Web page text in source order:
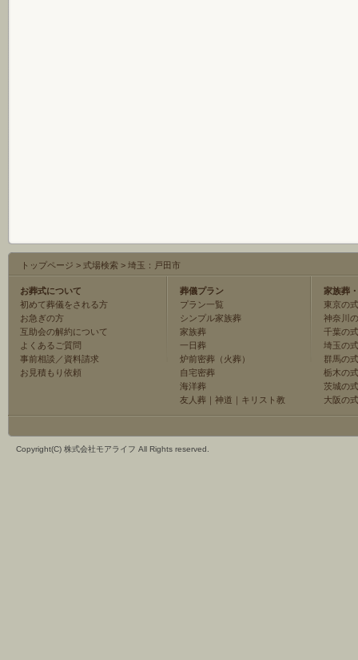
トップページ > 式場検索 > 埼玉：戸田市
お葬式について
初めて葬儀をされる方
お急ぎの方
互助会の解約について
よくあるご質問
事前相談／資料請求
お見積もり依頼
葬儀プラン
プラン一覧
シンプル家族葬
家族葬
一日葬
炉前密葬（火葬）
自宅密葬
海洋葬
友人葬 ｜ 神道 ｜ キリスト教
家族葬
東京の
神奈川
千葉の
埼玉の
群馬の
栃木の
茨城の
大阪の
Copyright(C) 株式会社モアライフ All Rights reserved.